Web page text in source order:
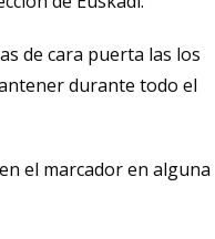
de cara puerta las los
durante todo el
el marcador en alguna